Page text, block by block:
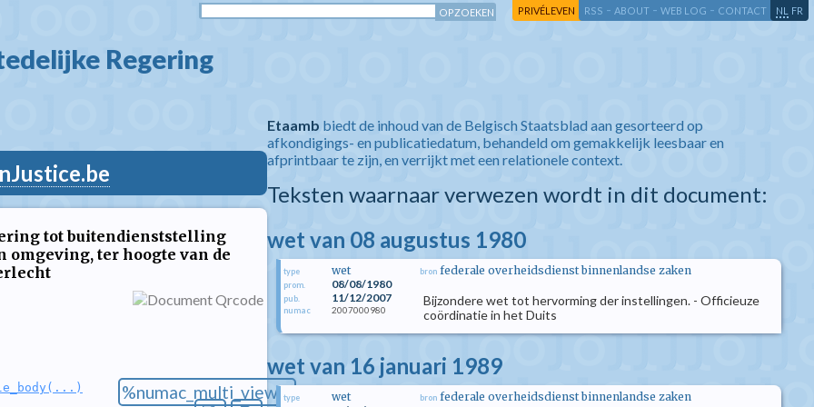
PRIVÉLEVEN RSS - ABOUT - WEB LOG - CONTACT NL FR
Regering
tot buitendienststelling
omgeving, ter hoogte van de
%numac_multi_view%
Etaamb biedt de inhoud van de Belgisch Staatsblad aan gesorteerd op
afkondigings- en publicatiedatum, behandeld om gemakkelijk leesbaar en
afprintbaar te zijn, en verrijkt met een relationele context.
Teksten waarnaar verwezen wordt in dit document:
wet van 08 augustus 1980
type wet
prom. 08/08/1980
pub. 11/12/2007
numac 2007000980
bron federale overheidsdienst binnenlandse zaken
Bijzondere wet tot hervorming der instellingen. - Officieuze
coördinatie in het Duits
wet van 16 januari 1989
type wet bron federale overheidsdienst binnenlandse zaken